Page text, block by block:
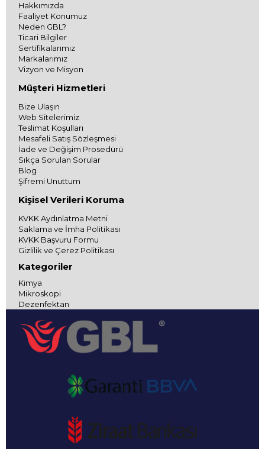
Hakkımızda
Faaliyet Konumuz
Neden GBL?
Ticari Bilgiler
Sertifikalarımız
Markalarımız
Vizyon ve Misyon
Müşteri Hizmetleri
Bize Ulaşın
Web Sitelerimiz
Teslimat Koşulları
Mesafeli Satış Sözleşmesi
İade ve Değişim Prosedürü
Sıkça Sorulan Sorular
Blog
Şifremi Unuttum
Kişisel Verileri Koruma
KVKK Aydınlatma Metni
Saklama ve İmha Politikası
KVKK Başvuru Formu
Gizlilik ve Çerez Politikası
Kategoriler
Kimya
Mikroskopi
Dezenfektan